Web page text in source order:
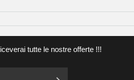
tutte le nostre offerte !!!